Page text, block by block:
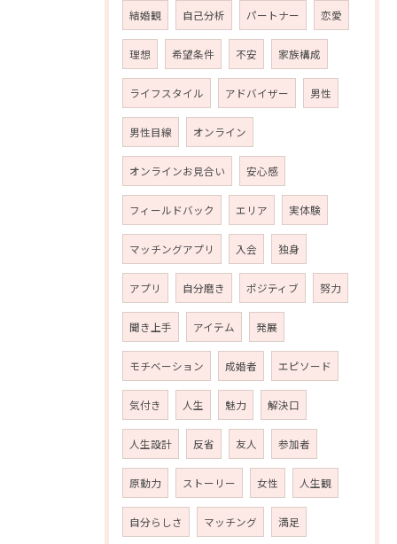
結婚観 自己分析 パートナー 恋愛
理想 希望条件 不安 家族構成
ライフスタイル アドバイザー 男性
男性目線 オンライン
オンラインお見合い 安心感
フィールドバック エリア 実体験
マッチングアプリ 入会 独身
アプリ 自分磨き ポジティブ 努力
聞き上手 アイテム 発展
モチベーション 成婚者 エピソード
気付き 人生 魅力 解決口
人生設計 反省 友人 参加者
原動力 ストーリー 女性 人生観
自分らしさ マッチング 満足